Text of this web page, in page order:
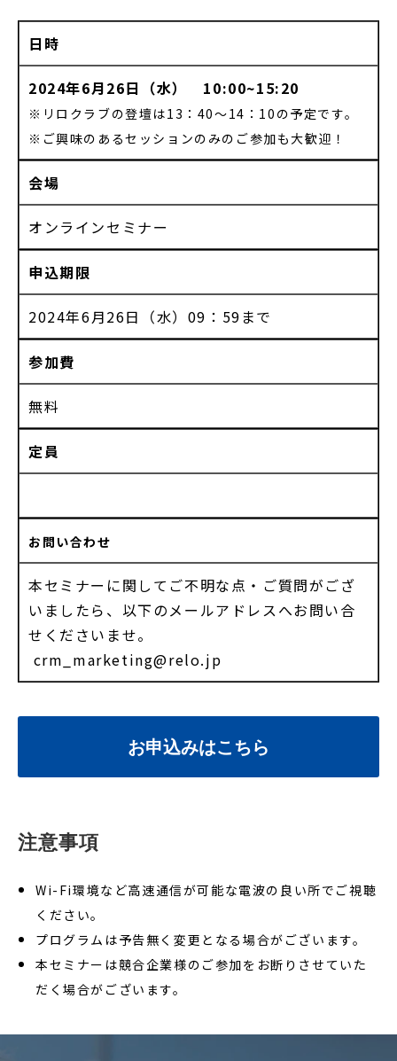
日時
2024年6月26日（水） 10:00~15:20
※リロクラブの登壇は13：40～14：10の予定です。
※ご興味のあるセッションのみのご参加も大歓迎！
会場
オンラインセミナー
申込期限
2024年6月26日（水）09：59まで
参加費
無料
定員
お問い合わせ
本セミナーに関してご不明な点・ご質問がござ
いましたら、以下のメールアドレスへお問い合
せくださいませ。
crm_marketing@relo.jp
お申込みはこちら
注意事項
Wi-Fi環境など高速通信が可能な電波の良い所でご視聴
ください。
プログラムは予告無く変更となる場合がございます。
本セミナーは競合企業様のご参加をお断りさせていた
だく場合がございます。